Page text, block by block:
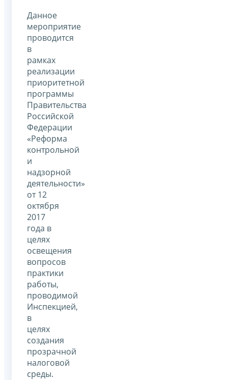
Данное
мероприятие
проводится
в
рамках
реализации
приоритетной
программы
Правительства
Российской
Федерации
«Реформа
контрольной
и
надзорной
деятельности»
от 12
октября
2017
года в
целях
освещения
вопросов
практики
работы,
проводимой
Инспекцией,
в
целях
создания
прозрачной
налоговой
среды.